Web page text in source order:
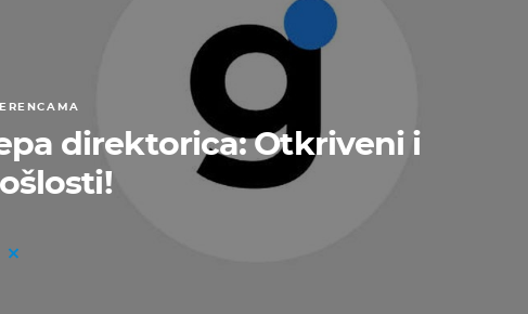
direktorica: Otkriveni i